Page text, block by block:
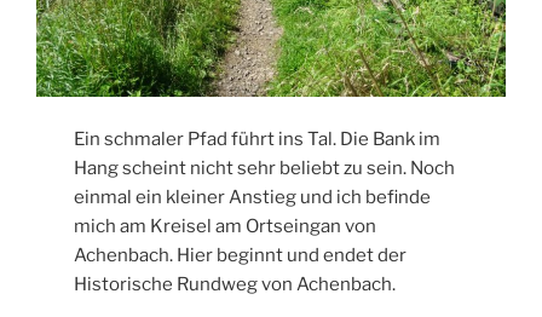
Ein schmaler Pfad führt ins Tal. Die Bank im
Hang scheint nicht sehr beliebt zu sein. Noch
einmal ein kleiner Anstieg und ich befinde
mich am Kreisel am Ortseingan von
Achenbach. Hier beginnt und endet der
Historische Rundweg von Achenbach.